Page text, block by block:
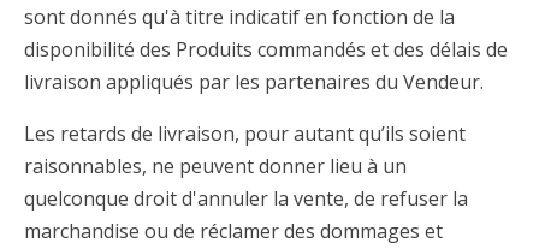
sont donnés qu'à titre indicatif en fonction de la
disponibilité des Produits commandés et des délais de
livraison appliqués par les partenaires du Vendeur.
Les retards de livraison, pour autant qu’ils soient
raisonnables, ne peuvent donner lieu à un
quelconque droit d'annuler la vente, de refuser la
marchandise ou de réclamer des dommages et